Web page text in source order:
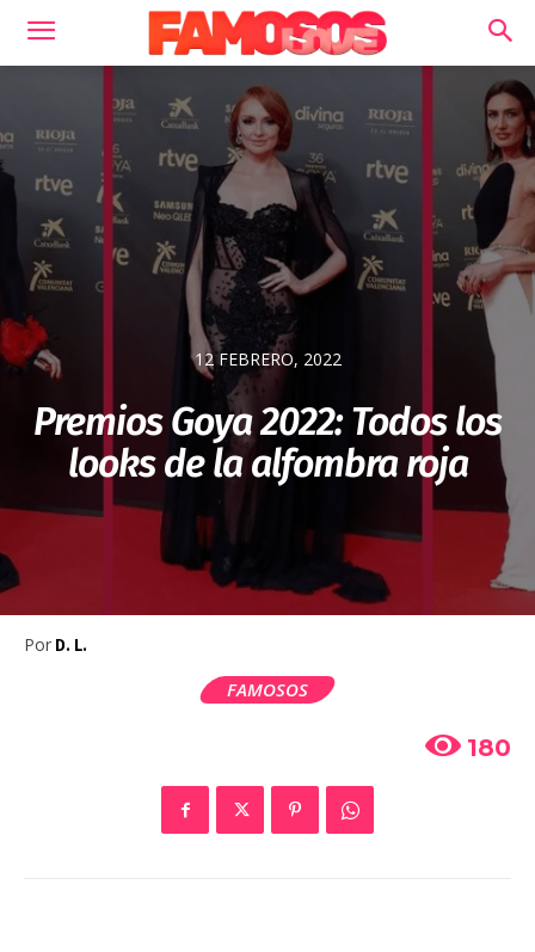
12 FEBRERO, 2022
Premios Goya 2022: Todos los
looks de la alfombra roja
Por D. L.
FAMOSOS
180